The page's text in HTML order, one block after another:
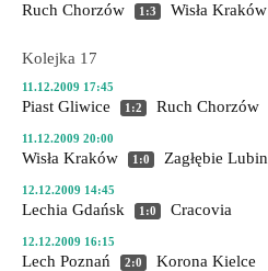
Ruch Chorzów 1:3 Wisła Kraków
Kolejka 17
11.12.2009 17:45
Piast Gliwice 1:2 Ruch Chorzów
11.12.2009 20:00
Wisła Kraków 1:0 Zagłębie Lubin
12.12.2009 14:45
Lechia Gdańsk 1:0 Cracovia
12.12.2009 16:15
Lech Poznań 2:0 Korona Kielce